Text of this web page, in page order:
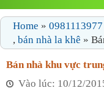
Home » 0981113977
, bán nhà la khê »
Bán nhà khu vực
Vào lúc: 10/12/